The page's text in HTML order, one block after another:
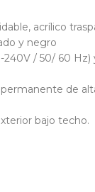
acrílico
y negro
240V / 50/ 60 Hz)
de
bajo techo.